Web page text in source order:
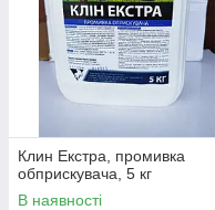
Клин Екстра, промивка
обприскувача, 5 кг
В наявності